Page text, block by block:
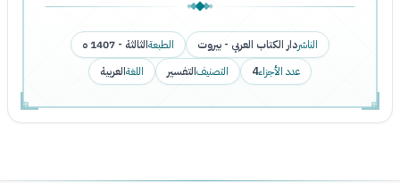
الناشردار الكتاب العربي - بيروت الطبعةالثالثة - 1407 ه
عدد الأجزاء4 التصنيفالتفسير اللغةالعربية